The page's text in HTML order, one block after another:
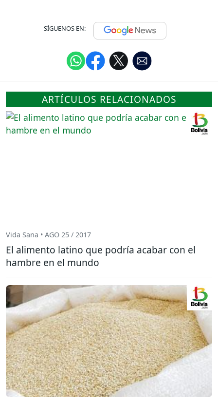
SÍGUENOS EN:
ARTÍCULOS RELACIONADOS
Vida Sana • AGO 25 / 2017
El alimento latino que podría acabar con el
hambre en el mundo